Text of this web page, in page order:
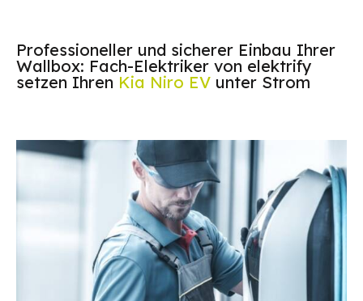
Professioneller und sicherer Einbau Ihrer
Wallbox: Fach-Elektriker von elektrify
setzen Ihren Kia Niro EV unter Strom